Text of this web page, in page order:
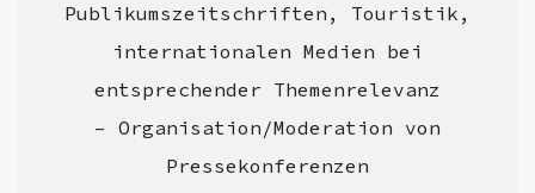
Publikumszeitschriften, Touristik,
internationalen Medien bei
entsprechender Themenrelevanz
– Organisation/Moderation von
Pressekonferenzen